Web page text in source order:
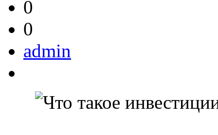
0
0
admin